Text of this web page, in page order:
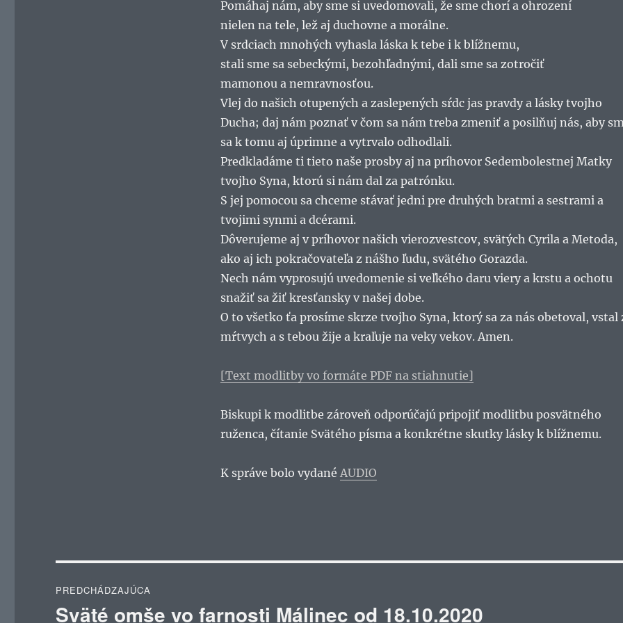
Pomáhaj nám, aby sme si uvedomovali, že sme chorí a ohrození
nielen na tele, lež aj duchovne a morálne.
V srdciach mnohých vyhasla láska k tebe i k blížnemu,
stali sme sa sebeckými, bezohľadnými, dali sme sa zotročiť
mamonou a nemravnosťou.
Vlej do našich otupených a zaslepených sŕdc jas pravdy a lásky tvojho
Ducha; daj nám poznať v čom sa nám treba zmeniť a posilňuj nás, aby
sa k tomu aj úprimne a vytrvalo odhodlali.
Predkladáme ti tieto naše prosby aj na príhovor Sedembolestnej Matky
tvojho Syna, ktorú si nám dal za patrónku.
S jej pomocou sa chceme stávať jedni pre druhých bratmi a sestrami a
tvojimi synmi a dcérami.
Dôverujeme aj v príhovor našich vierozvestcov, svätých Cyrila a Metoda,
ako aj ich pokračovateľa z nášho ľudu, svätého Gorazda.
Nech nám vyprosujú uvedomenie si veľkého daru viery a krstu a ochotu
snažiť sa žiť kresťansky v našej dobe.
O to všetko ťa prosíme skrze tvojho Syna, ktorý sa za nás obetoval, vstal
mŕtvych a s tebou žije a kraľuje na veky vekov. Amen.
[Text modlitby vo formáte PDF na stiahnutie]
Biskupi k modlitbe zároveň odporúčajú pripojiť modlitbu posvätného
ruženca, čítanie Svätého písma a konkrétne skutky lásky k blížnemu.
K správe bolo vydané AUDIO
v
PREDCHÁDZAJÚCA
Predchádzajúci
Sväté omše vo farnosti Málinec od 18.10.2020